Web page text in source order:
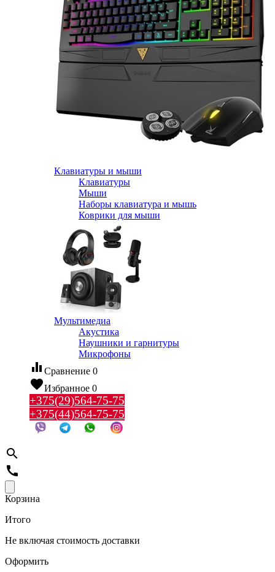
Клавиатуры и мыши
Клавиатуры
Мыши
Наборы клавиатура и мышь
Коврики для мыши
Мультимедиа
Акустика
Наушники и гарнитуры
Микрофоны
equalizer Сравнение 0
favoriteИзбранное 0
+375(29)564-75-75
+375(44)564-75-75
search
call
Корзина
Итого
Не включая стоимость доставки
Оформить